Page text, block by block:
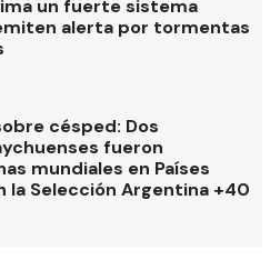
un fuerte sistema
alerta por tormentas
césped: Dos
fueron
mundiales en Países
la Selección Argentina +40